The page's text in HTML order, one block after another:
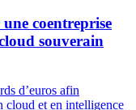
coentreprise
souverain
d’euros afin
cloud et en intelligence